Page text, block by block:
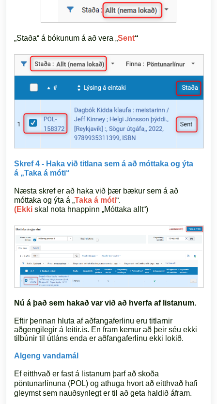
„Staða“ á bókunum á að vera „Sent“
Skref 4 - Haka við titlana sem á að móttaka og ýta
á „Taka á móti“
Næsta skref er að haka við þær bækur sem á að
móttaka og ýta á „Taka á móti“.
(Ekki skal nota hnappinn „Móttaka allt“)
Nú á það sem hakað var við að hverfa af listanum.
Eftir þennan hluta af aðfangaferlinu eru titlarnir
aðgengilegir á leitir.is. En fram kemur að þeir séu ekki
tilbúnir til útláns enda er aðfangaferlinu ekki lokið.
Algeng vandamál
Ef eitthvað er fast á listanum þarf að skoða
pöntunarlínuna (POL) og athuga hvort að eitthvað hafi
gleymst sem nauðsynlegt er til að geta haldið áfram.